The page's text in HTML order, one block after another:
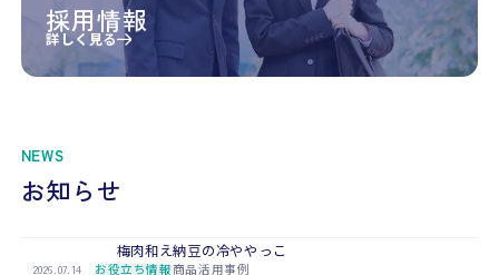
採用情報
詳しく見る
NEWS
お知らせ
2026.07.14 お役立ち情報商品活用事例
梅肉和え納豆の冷ややっこ